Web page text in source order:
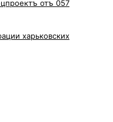
отъ 057
харьковских